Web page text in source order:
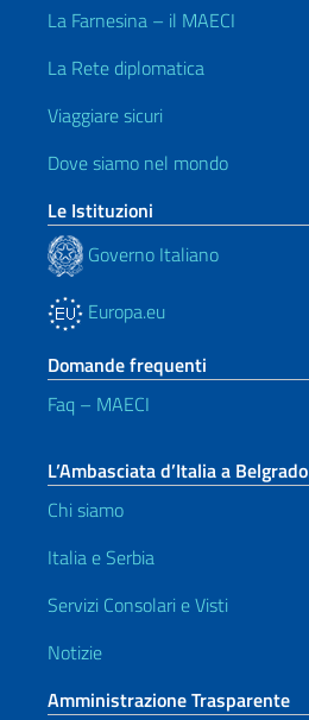
La Farnesina – il MAECI
La Rete diplomatica
Viaggiare sicuri
Dove siamo nel mondo
Le Istituzioni
Governo Italiano
Europa.eu
Domande frequenti
Faq – MAECI
L’Ambasciata d’Italia a Belgrado
Chi siamo
Italia e Serbia
Servizi Consolari e Visti
Notizie
Amministrazione Trasparente